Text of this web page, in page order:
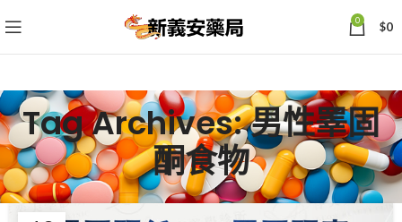
0 $0
Tag Archives: 男性睪固
酮食物